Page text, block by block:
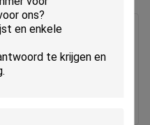
Waikato melkmeter voor koeien